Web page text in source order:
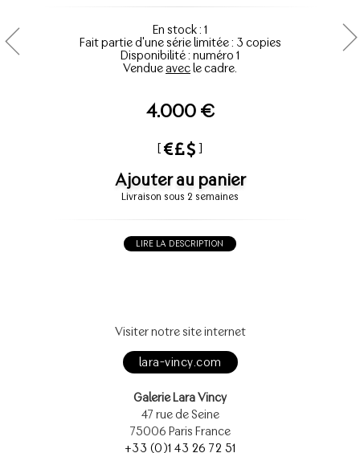
En stock : 1
Fait partie d'une série limitée : 3 copies
Disponibilité : numéro 1
Vendueavecle cadre.
4.000 €
[ ]
Ajouter au panier
Livraison sous 2 semaines
LIRE LA DESCRIPTION
Visiter notre site internet
lara-vincy.com
Galerie Lara Vincy
47 rue de Seine
75006 Paris France
+33 (0)1 43 26 72 51